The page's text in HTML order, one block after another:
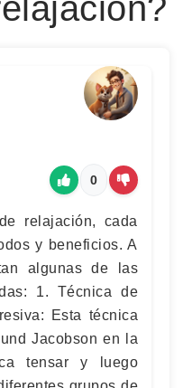
0
relajación, cada
y beneficios. A
algunas de las
1. Técnica de
Esta técnica
Jacobson en la
tensar y luego